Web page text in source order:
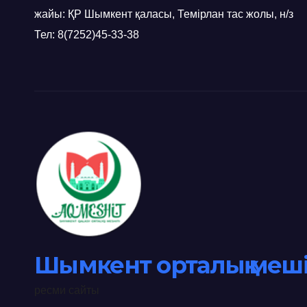
жайы: ҚР Шымкент қаласы, Темірлан тас жолы, н/з
Тел: 8(7252)45-33-38
Шымкент орталық